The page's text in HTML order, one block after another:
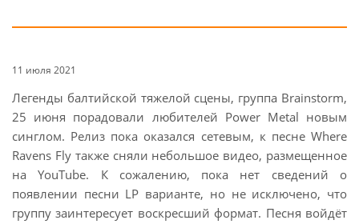
11 июля 2021
Легенды балтийской тяжелой сцены, группа Brainstorm,
25 июня порадовали любителей Power Metal новым
синглом. Релиз пока оказался сетевым, к песне Where
Ravens Fly также сняли небольшое видео, размещенное
на YouTube. К сожалению, пока нет сведений о
появлении песни LP варианте, но не исключено, что
группу заинтересует воскресший формат. Песня войдёт